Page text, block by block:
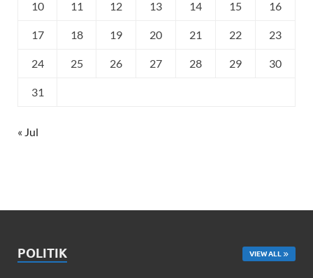
10 11 12 13 14 15 16
17 18 19 20 21 22 23
24 25 26 27 28 29 30
31
« Jul
POLITIK VIEW ALL